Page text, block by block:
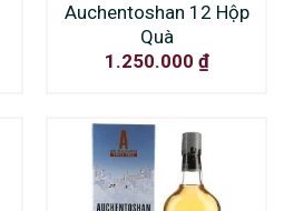
Auchentoshan 12 Hộp
Quà
1.250.000 ₫